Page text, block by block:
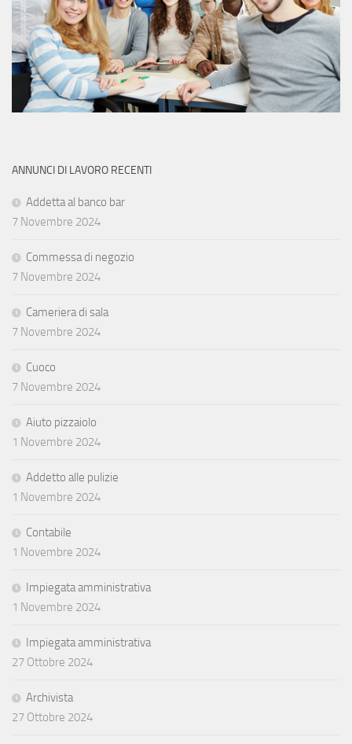
ANNUNCI DI LAVORO RECENTI
Addetta al banco bar
7 Novembre 2024
Commessa di negozio
7 Novembre 2024
Cameriera di sala
7 Novembre 2024
Cuoco
7 Novembre 2024
Aiuto pizzaiolo
1 Novembre 2024
Addetto alle pulizie
1 Novembre 2024
Contabile
1 Novembre 2024
Impiegata amministrativa
1 Novembre 2024
Impiegata amministrativa
27 Ottobre 2024
Archivista
27 Ottobre 2024